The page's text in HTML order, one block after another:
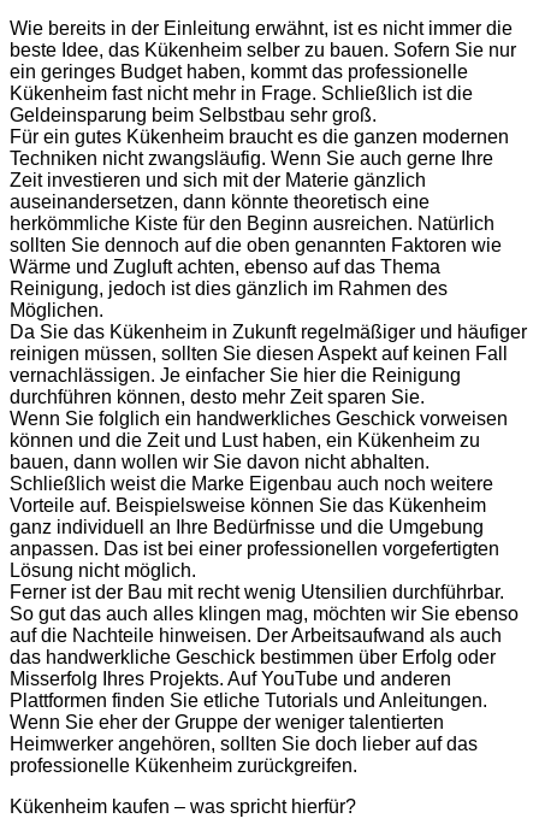
Wie bereits in der Einleitung erwähnt, ist es nicht immer die
beste Idee, das Kükenheim selber zu bauen. Sofern Sie nur
ein geringes Budget haben, kommt das professionelle
Kükenheim fast nicht mehr in Frage. Schließlich ist die
Geldeinsparung beim Selbstbau sehr groß.
Für ein gutes Kükenheim braucht es die ganzen modernen
Techniken nicht zwangsläufig. Wenn Sie auch gerne Ihre
Zeit investieren und sich mit der Materie gänzlich
auseinandersetzen, dann könnte theoretisch eine
herkömmliche Kiste für den Beginn ausreichen. Natürlich
sollten Sie dennoch auf die oben genannten Faktoren wie
Wärme und Zugluft achten, ebenso auf das Thema
Reinigung, jedoch ist dies gänzlich im Rahmen des
Möglichen.
Da Sie das Kükenheim in Zukunft regelmäßiger und häufiger
reinigen müssen, sollten Sie diesen Aspekt auf keinen Fall
vernachlässigen. Je einfacher Sie hier die Reinigung
durchführen können, desto mehr Zeit sparen Sie.
Wenn Sie folglich ein handwerkliches Geschick vorweisen
können und die Zeit und Lust haben, ein Kükenheim zu
bauen, dann wollen wir Sie davon nicht abhalten.
Schließlich weist die Marke Eigenbau auch noch weitere
Vorteile auf. Beispielsweise können Sie das Kükenheim
ganz individuell an Ihre Bedürfnisse und die Umgebung
anpassen. Das ist bei einer professionellen vorgefertigten
Lösung nicht möglich.
Ferner ist der Bau mit recht wenig Utensilien durchführbar.
So gut das auch alles klingen mag, möchten wir Sie ebenso
auf die Nachteile hinweisen. Der Arbeitsaufwand als auch
das handwerkliche Geschick bestimmen über Erfolg oder
Misserfolg Ihres Projekts. Auf YouTube und anderen
Plattformen finden Sie etliche Tutorials und Anleitungen.
Wenn Sie eher der Gruppe der weniger talentierten
Heimwerker angehören, sollten Sie doch lieber auf das
professionelle Kükenheim zurückgreifen.
Kükenheim kaufen – was spricht hierfür?